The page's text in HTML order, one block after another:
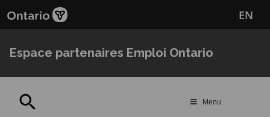
au
principal
EN
Espace partenaires Emploi Ontario
Menu